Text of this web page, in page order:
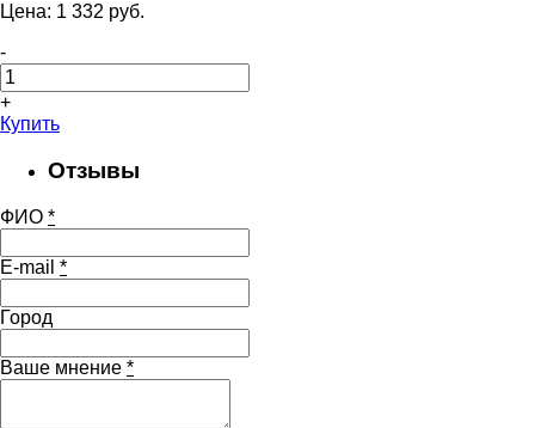
Цена: 1 332 pуб.
-
+
Купить
Отзывы
ФИО *
E-mail *
Город
Ваше мнение *